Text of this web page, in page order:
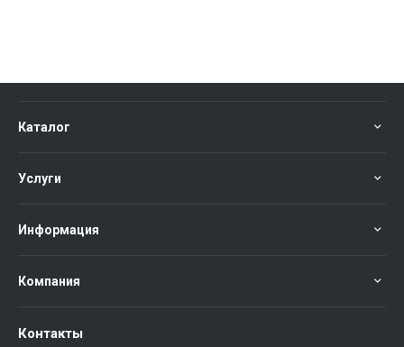
Каталог
Услуги
Информация
Компания
Контакты